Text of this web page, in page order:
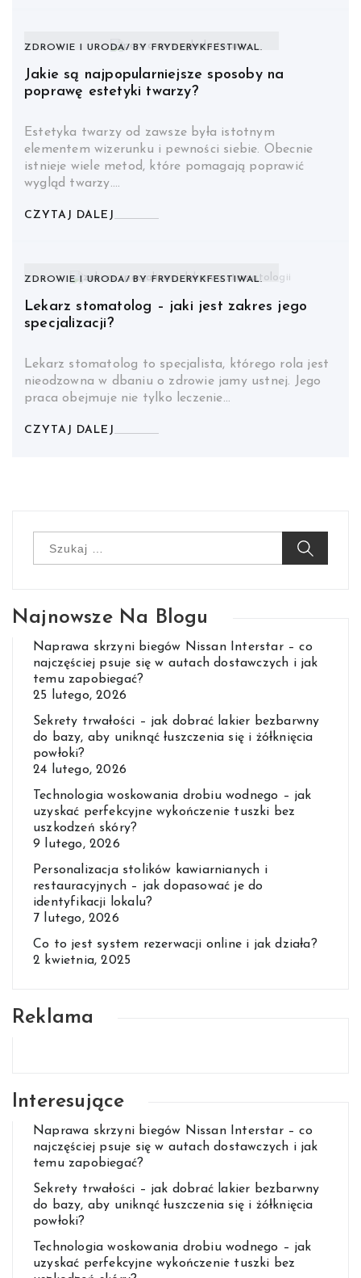
ZDROWIE I URODA BYFRYDERYKFESTIWAL.
Jakie są najpopularniejsze sposoby na
poprawę estetyki twarzy?
Estetyka twarzy od zawsze była istotnym
elementem wizerunku i pewności siebie. Obecnie
istnieje wiele metod, które pomagają poprawić
wygląd twarzy.…
CZYTAJ DALEJ
ZDROWIE I URODA BYFRYDERYKFESTIWAL.
Lekarz stomatolog – jaki jest zakres jego
specjalizacji?
Lekarz stomatolog to specjalista, którego rola jest
nieodzowna w dbaniu o zdrowie jamy ustnej. Jego
praca obejmuje nie tylko leczenie…
CZYTAJ DALEJ
Najnowsze Na Blogu
Naprawa skrzyni biegów Nissan Interstar – co
najczęściej psuje się w autach dostawczych i jak
temu zapobiegać?
25 lutego, 2026
Sekrety trwałości – jak dobrać lakier bezbarwny
do bazy, aby uniknąć łuszczenia się i żółknięcia
powłoki?
24 lutego, 2026
Technologia woskowania drobiu wodnego – jak
uzyskać perfekcyjne wykończenie tuszki bez
uszkodzeń skóry?
9 lutego, 2026
Personalizacja stolików kawiarnianych i
restauracyjnych – jak dopasować je do
identyfikacji lokalu?
7 lutego, 2026
Co to jest system rezerwacji online i jak działa?
2 kwietnia, 2025
Reklama
Interesujące
Naprawa skrzyni biegów Nissan Interstar – co
najczęściej psuje się w autach dostawczych i jak
temu zapobiegać?
Sekrety trwałości – jak dobrać lakier bezbarwny
do bazy, aby uniknąć łuszczenia się i żółknięcia
powłoki?
Technologia woskowania drobiu wodnego – jak
uzyskać perfekcyjne wykończenie tuszki bez